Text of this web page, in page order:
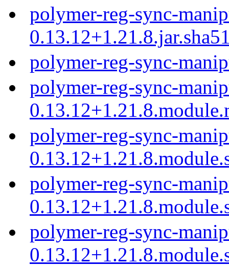
polymer-reg-sync-
polymer-reg-sync-
polymer-reg-sync-
polymer-reg-sync-
polymer-reg-sync-
polymer-reg-sync-